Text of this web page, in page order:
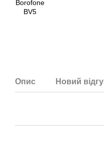
Опис Новий